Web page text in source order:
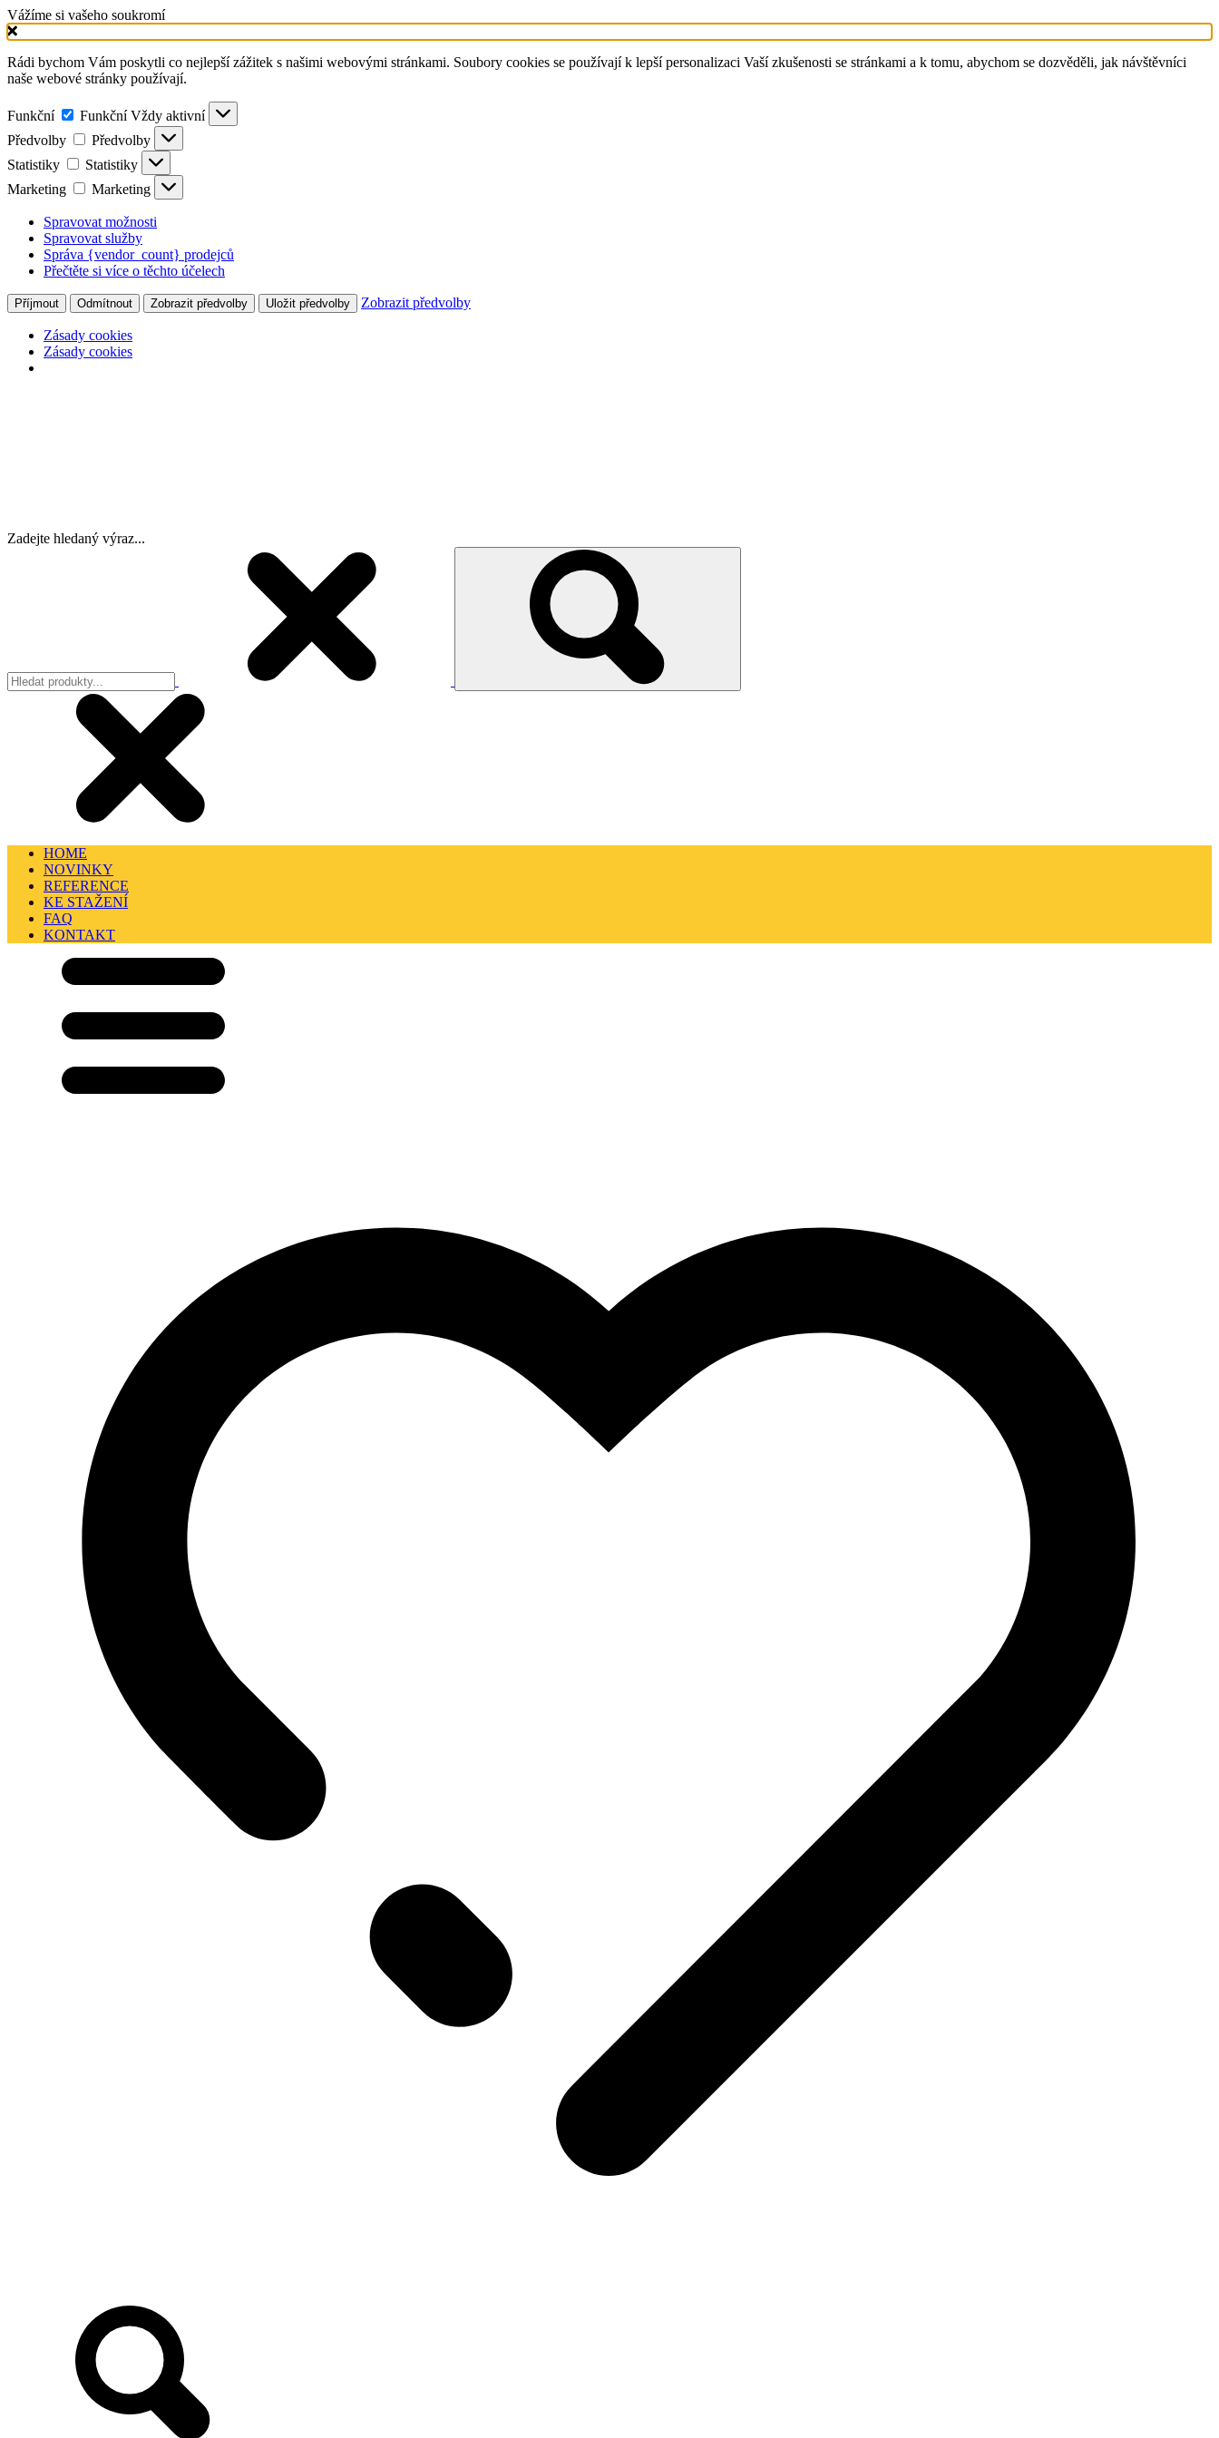
Vážíme si vašeho soukromí
Rádi bychom Vám poskytli co nejlepší zážitek s našimi webovými stránkami. Soubory cookies se používají k lepší personalizaci Vaší zkušenosti se stránkami a k tomu, abychom se dozvěděli, jak návštěvníci
naše webové stránky používají.
Funkční Funkční Vždy aktivní
Předvolby
Předvolby
Statistiky
Statistiky
Marketing
Marketing
Spravovat možnosti
Spravovat služby
Správa {vendor_count} prodejců
Přečtěte si více o těchto účelech
Příjmout Odmítnout Zobrazit předvolby Uložit předvolby Zobrazit předvolby
Zásady cookies
Zásady cookies
Zadejte hledaný výraz...
HOME
NOVINKY
REFERENCE
KE STAŽENÍ
FAQ
KONTAKT